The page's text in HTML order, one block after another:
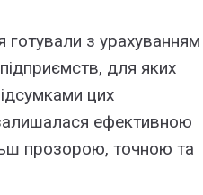
готували з урахуванням
для яких
цих
ефективною
прозорою, точною та